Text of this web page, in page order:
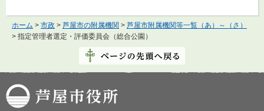
ホーム > 市政 > 芦屋市の附属機関 > 芦屋市附属機関等一覧（あ）～（さ）
> 指定管理者選定・評価委員会（総合公園）
芦屋市役所